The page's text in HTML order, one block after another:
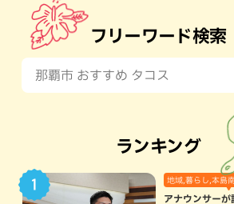
フリーワード検索
ランキング
地域,暮らし,本島
アナウンサーが